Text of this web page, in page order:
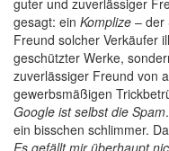
guter und zuverlässiger
gesagt: ein Komplize – der
Freund solcher Verkäufer
geschützter Werke,
zuverlässiger Freund von
gewerbsmäßigen
Google ist selbst die Spam
ein bisschen schlimmer.
Es gefällt mir überhaupt